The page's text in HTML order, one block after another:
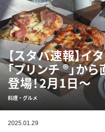
【スタバ速報】イ
「プリンチ ®」か
登場！2月1日～
料理・グルメ
2025.01.29